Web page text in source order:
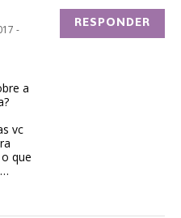
-
a
vc
que
RESPONDER